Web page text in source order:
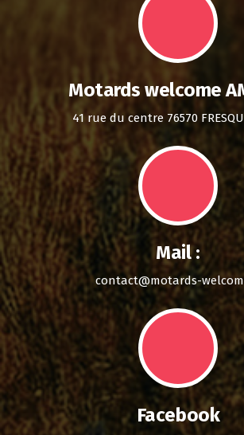
Motards welcome
41 rue du centre 76570
Mail :
contact@motards-
Facebook